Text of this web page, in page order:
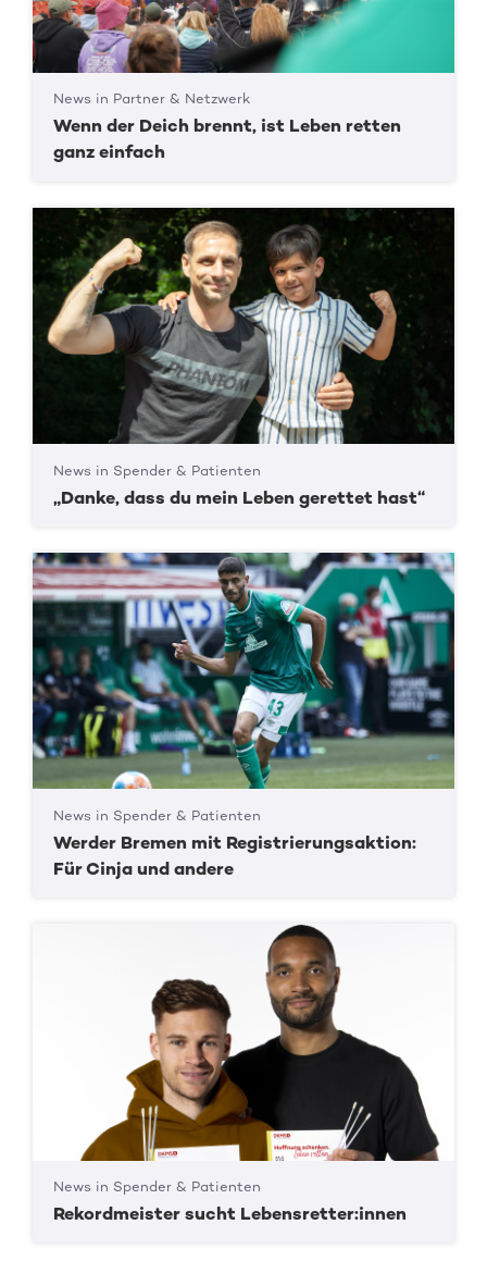
News in Partner & Netzwerk
Wenn der Deich brennt, ist Leben retten
ganz einfach
News in Spender & Patienten
„Danke, dass du mein Leben gerettet hast“
News in Spender & Patienten
Werder Bremen mit Registrierungsaktion:
Für Cinja und andere
News in Spender & Patienten
Rekordmeister sucht Lebensretter:innen